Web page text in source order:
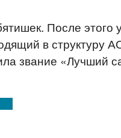
После этого
в
звание «Лучший